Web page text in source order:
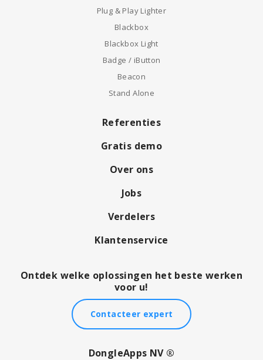
Plug & Play Lighter
Blackbox
Blackbox Light
Badge / iButton
Beacon
Stand Alone
Referenties
Gratis demo
Over ons
Jobs
Verdelers
Klantenservice
Ontdek welke oplossingen het beste werken
voor u!
Contacteer expert
DongleApps NV ®